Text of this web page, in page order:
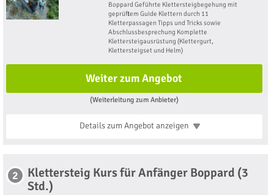
Boppard Geführte Klettersteigbegehung mit
geprüftem Guide Klettern durch 11
Kletterpassagen Tipps und Tricks sowie
Abschlussbesprechung Komplette
Klettersteigausrüstung (Klettergurt,
Klettersteigset und Helm)
Weiter zum Angebot
(Weiterleitung zum Anbieter)
Details zum Angebotanzeigen
2
Klettersteig Kurs für Anfänger Boppard (3
Std.)